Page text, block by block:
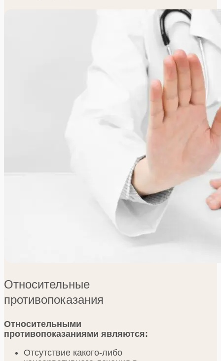
Относительные
противопоказания
Относительными
противопоказаниями являются:
Отсутствие какого-либо